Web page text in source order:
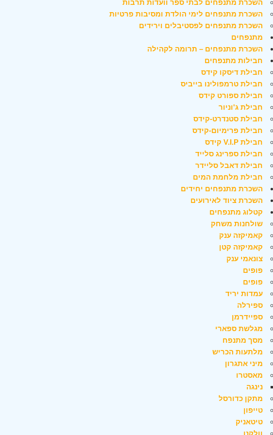
השכרת מתנפחים לבתי ספר וועדות תרבות
השכרת מתנפחים לימי הולדת ומסיבות פרטיות
השכרת מתנפחים לפסטיבלים וירידים
מתנפחים
השכרת מתנפחים – תרומה לקהילה
חבילות מתנפחים
חבילת דיסקו קידס
חבילת טרמפולינו בייביס
חבילת ספורט קידס
חבילת ג'וניור
חבילת סטנדרט-קידס
חבילת פרימיום-קידס
חבילת V.I.P קידס
חבילת ספרינג סלייד
חבילת דאבל סליידר
חבילת מלחמת המים
השכרת מתנפחים יחידים
השכרת ציוד לאירועים
קטלוג מתנפחים
שולחנות משחק
קאמיקזה ענק
קאמיקזה קטן
צונאמי ענק
פופים
פופים
עמדות יריד
ספירלה
ספיידרמן
מגלשת ספארי
מסך מתנפח
מלתעות הכריש
מיני אתגרון
מאסטרו
נינגה
מתקן כדורסל
טייפון
טיטאניק
וולקנו